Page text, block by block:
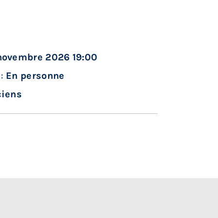
2026 19:00
En personne